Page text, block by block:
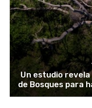
Un estudio
de Bosques para